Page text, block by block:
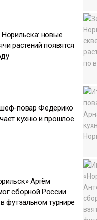
новые
растений появятся
повар Федерико
кухню и прошлое
Артём
сборной России
футзальном турнире